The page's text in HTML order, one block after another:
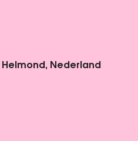
Helmond, Nederland